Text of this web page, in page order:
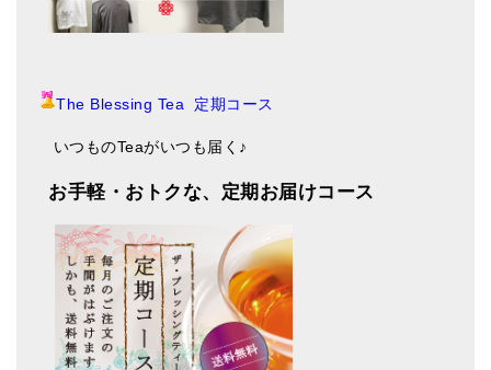
The Blessing Tea 定期コース
いつものTeaがいつも届く♪
お手軽・おトクな、定期お届けコース